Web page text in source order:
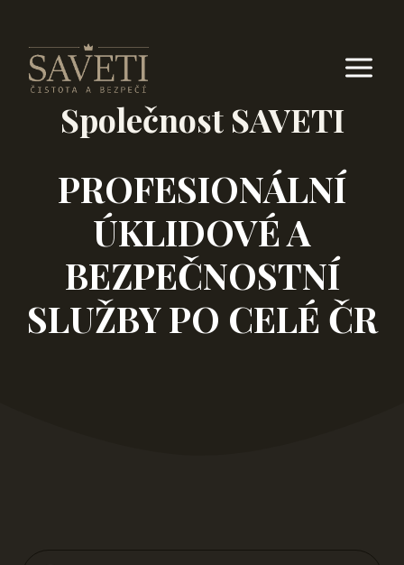
obsah
Společnost SAVETI
PROFESIONÁLNÍ
ÚKLIDOVÉ A
BEZPEČNOSTNÍ
SLUŽBY PO CELÉ ČR